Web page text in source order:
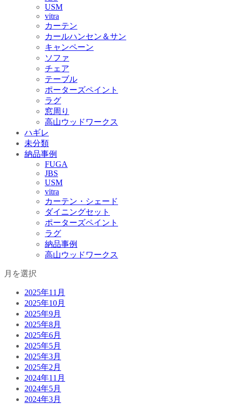
USM
vitra
カーテン
カールハンセン＆サン
キャンペーン
ソファ
チェア
テーブル
ポーターズペイント
ラグ
窓周り
高山ウッドワークス
ハギレ
未分類
納品事例
FUGA
JBS
USM
vitra
カーテン・シェード
ダイニングセット
ポーターズペイント
ラグ
納品事例
高山ウッドワークス
月を選択
2025年11月
2025年10月
2025年9月
2025年8月
2025年6月
2025年5月
2025年3月
2025年2月
2024年11月
2024年5月
2024年3月